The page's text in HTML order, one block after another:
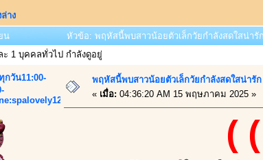
ล่าง
น
หัวข้อ: พฤหัสนี้พบสาวน้อยตัวเล็กวัยกำลังสดใสน่า
1 บุคคลทั่วไป กำลังดูอยู่
กวัน11:00-
พฤหัสนี้พบสาวน้อยตัวเล็กวัยกำลังสดใสน่า
« เมื่อ: 04:36:20 AM 15 พฤษภาคม 2025 »